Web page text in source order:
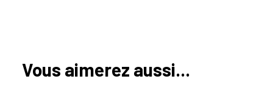
Vous aimerez aussi...